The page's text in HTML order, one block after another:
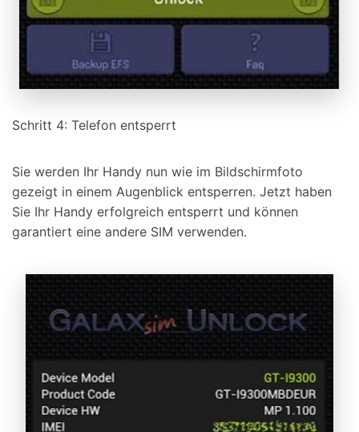
Schritt 4: Telefon entsperrt
Sie werden Ihr Handy nun wie im Bildschirmfoto
gezeigt in einem Augenblick entsperren. Jetzt haben
Sie Ihr Handy erfolgreich entsperrt und können
garantiert eine andere SIM verwenden.